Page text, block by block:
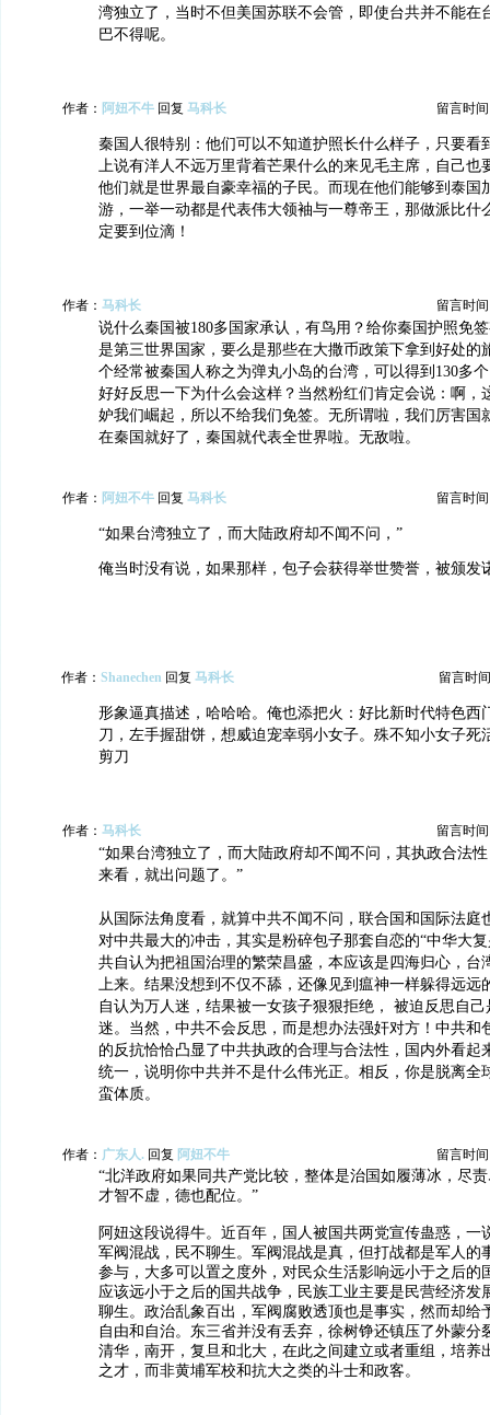
湾独立了，当时不但美国苏联不会管，即使台共并不能在
巴不得呢。
作者： 阿妞不牛 回复 马科长 留言时间
秦国人很特别：他们可以不知道护照长什么样子，只要看
上说有洋人不远万里背着芒果什么的来见毛主席，自己也
他们就是世界最自豪幸福的子民。而现在他们能够到泰国
游，一举一动都是代表伟大领袖与一尊帝王，那做派比什
定要到位滴！
作者： 马科长 留言时间
说什么秦国被180多国家承认，有鸟用？给你秦国护照免
是第三世界国家，要么是那些在大撒币政策下拿到好处的
个经常被秦国人称之为弹丸小岛的台湾，可以得到130多
好好反思一下为什么会这样？当然粉红们肯定会说：啊，
妒我们崛起，所以不给我们免签。无所谓啦，我们厉害国
在秦国就好了，秦国就代表全世界啦。无敌啦。
作者： 阿妞不牛 回复 马科长 留言时间
“如果台湾独立了，而大陆政府却不闻不问，”
俺当时没有说，如果那样，包子会获得举世赞誉，被颁发
作者： Shanechen 回复 马科长 留言时
形象逼真描述，哈哈哈。俺也添把火：好比新时代特色西
刀，左手握甜饼，想威迫宠幸弱小女子。殊不知小女子死
剪刀
作者： 马科长 留言时间
“如果台湾独立了，而大陆政府却不闻不问，其执政合法
来看，就出问题了。”
从国际法角度看，就算中共不闻不问，联合国和国际法庭
对中共最大的冲击，其实是粉碎包子那套自恋的“中华大复
共自认为把祖国治理的繁荣昌盛，本应该是四海归心，台
上来。结果没想到不仅不舔，还像见到瘟神一样躲得远远
自认为万人迷，结果被一女孩子狠狠拒绝， 被迫反思自
迷。当然，中共不会反思，而是想办法强奸对方！中共和
的反抗恰恰凸显了中共执政的合理与合法性，国内外看起
统一，说明你中共并不是什么伟光正。相反，你是脱离全
蛮体质。
作者： 广东人. 回复 阿妞不牛 留言时间
“北洋政府如果同共产党比较，整体是治国如履薄冰，尽
才智不虚，德也配位。”
阿妞这段说得牛。近百年，国人被国共两党宣传蛊惑，一
军阀混战，民不聊生。军阀混战是真，但打战都是军人的
参与，大多可以置之度外，对民众生活影响远小于之后的
应该远小于之后的国共战争，民族工业主要是民营经济发
聊生。政治乱象百出，军阀腐败透顶也是事实，然而却给
自由和自治。东三省并没有丢弃，徐树铮还镇压了外蒙分
清华，南开，复旦和北大，在此之间建立或者重组，培养
之才，而非黄埔军校和抗大之类的斗士和政客。